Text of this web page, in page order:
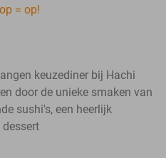
= op!
keuzediner bij Hachi
door de unieke smaken van
sushi's, een heerlijk